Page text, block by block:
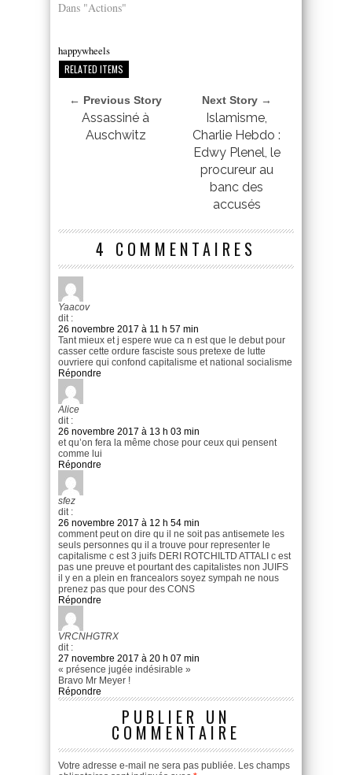
Dans "Actions"
happywheels
RELATED ITEMS
← Previous Story
Assassiné à
Auschwitz
Next Story →
Islamisme,
Charlie Hebdo :
Edwy Plenel, le
procureur au
banc des
accusés
4 COMMENTAIRES
Yaacov
dit :
26 novembre 2017 à 11 h 57 min
Tant mieux et j espere wue ca n est que le debut pour
casser cette ordure fasciste sous pretexe de lutte
ouvriere qui confond capitalisme et national socialisme
Répondre
Alice
dit :
26 novembre 2017 à 13 h 03 min
et qu’on fera la même chose pour ceux qui pensent
comme lui
Répondre
sfez
dit :
26 novembre 2017 à 12 h 54 min
comment peut on dire qu il ne soit pas antisemete les
seuls personnes qu il a trouve pour representer le
capitalisme c est 3 juifs DERI ROTCHILTD ATTALI c est
pas une preuve et pourtant des capitalistes non JUIFS
il y en a plein en francealors soyez sympah ne nous
prenez pas que pour des CONS
Répondre
VRCNHGTRX
dit :
27 novembre 2017 à 20 h 07 min
« présence jugée indésirable »
Bravo Mr Meyer !
Répondre
PUBLIER UN
COMMENTAIRE
Votre adresse e-mail ne sera pas publiée. Les champs